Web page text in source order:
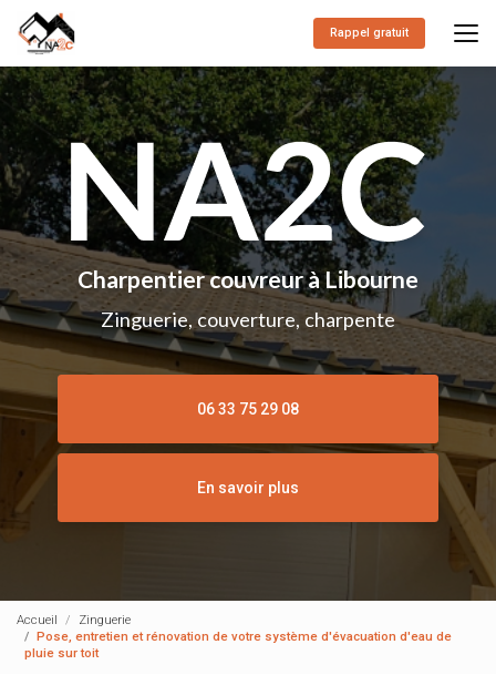
contenu
principal
Rappel gratuit
Charpentier couvreur à Libourne
Zinguerie, couverture, charpente
06 33 75 29 08
En savoir plus
Accueil
Zinguerie
Pose, entretien et rénovation de votre système d'évacuation d'eau de
pluie sur toit